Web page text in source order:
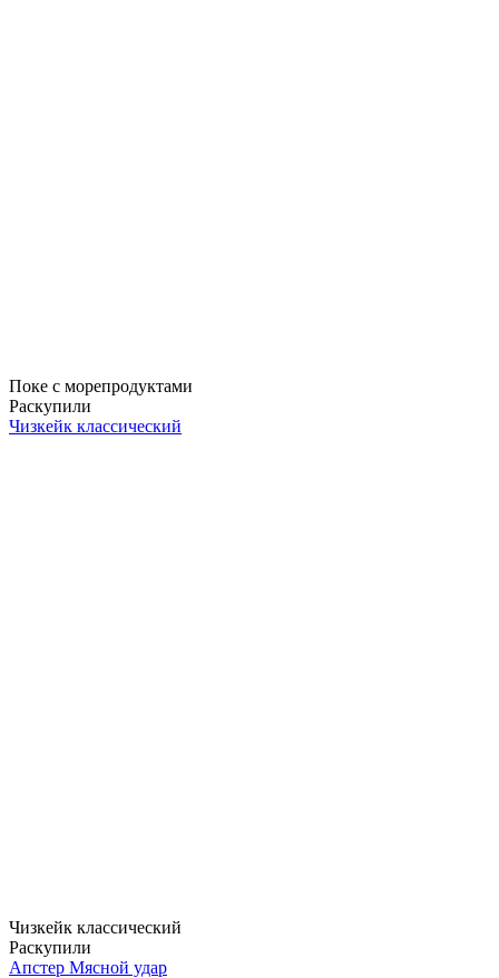
Поке с морепродуктами
Раскупили
Чизкейк классический
Чизкейк классический
Раскупили
Апстер Мясной удар